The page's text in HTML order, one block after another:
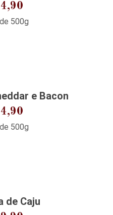
500g
e Bacon
500g
de Caju